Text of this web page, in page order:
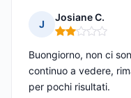
J
Josiane C.
Nota: 2 su 5
Buongiorno, non ci
continuo a vedere,
per pochi risultati.